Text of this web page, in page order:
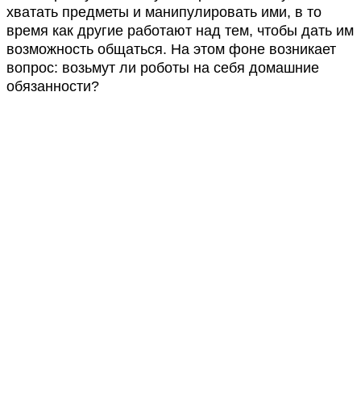
хватать предметы и манипулировать ими, в то
время как другие работают над тем, чтобы дать им
возможность общаться. На этом фоне возникает
вопрос: возьмут ли роботы на себя домашние
обязанности?